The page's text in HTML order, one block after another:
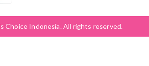
Choice Indonesia. All rights reserved.